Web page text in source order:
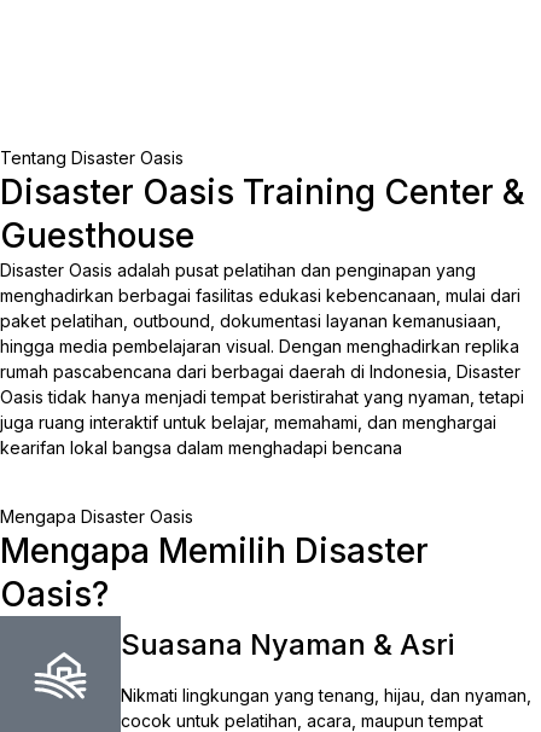
Tentang Disaster Oasis
Disaster Oasis Training Center &
Guesthouse
Disaster Oasis adalah pusat pelatihan dan penginapan yang
menghadirkan berbagai fasilitas edukasi kebencanaan, mulai dari
paket pelatihan, outbound, dokumentasi layanan kemanusiaan,
hingga media pembelajaran visual. Dengan menghadirkan replika
rumah pascabencana dari berbagai daerah di Indonesia, Disaster
Oasis tidak hanya menjadi tempat beristirahat yang nyaman, tetapi
juga ruang interaktif untuk belajar, memahami, dan menghargai
kearifan lokal bangsa dalam menghadapi bencana
Mengapa Disaster Oasis
Mengapa Memilih Disaster
Oasis?
Suasana Nyaman & Asri
Nikmati lingkungan yang tenang, hijau, dan nyaman,
cocok untuk pelatihan, acara, maupun tempat